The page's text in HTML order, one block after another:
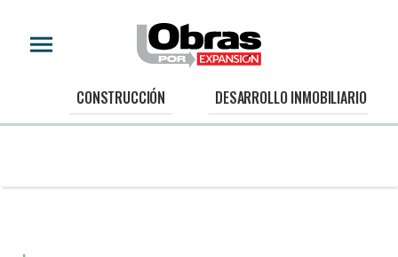
CONSTRUCCIÓN DESARROLLO INMOBILIARIO